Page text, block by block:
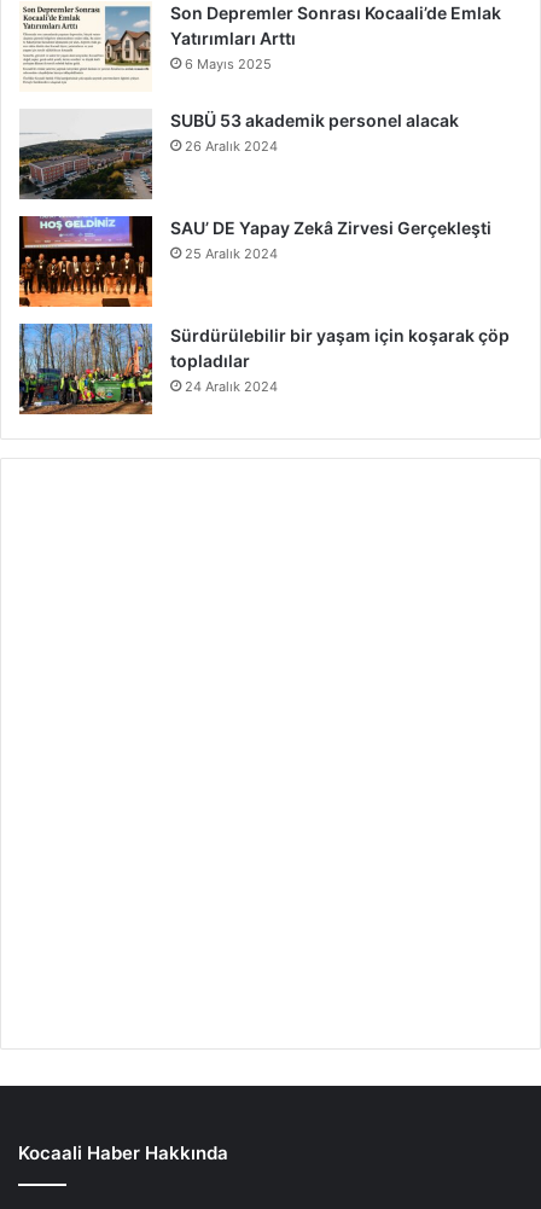
Son Depremler Sonrası Kocaali’de Emlak
Yatırımları Arttı
6 Mayıs 2025
SUBÜ 53 akademik personel alacak
26 Aralık 2024
SAU’ DE Yapay Zekâ Zirvesi Gerçekleşti
25 Aralık 2024
Sürdürülebilir bir yaşam için koşarak çöp
topladılar
24 Aralık 2024
Kocaali Haber Hakkında